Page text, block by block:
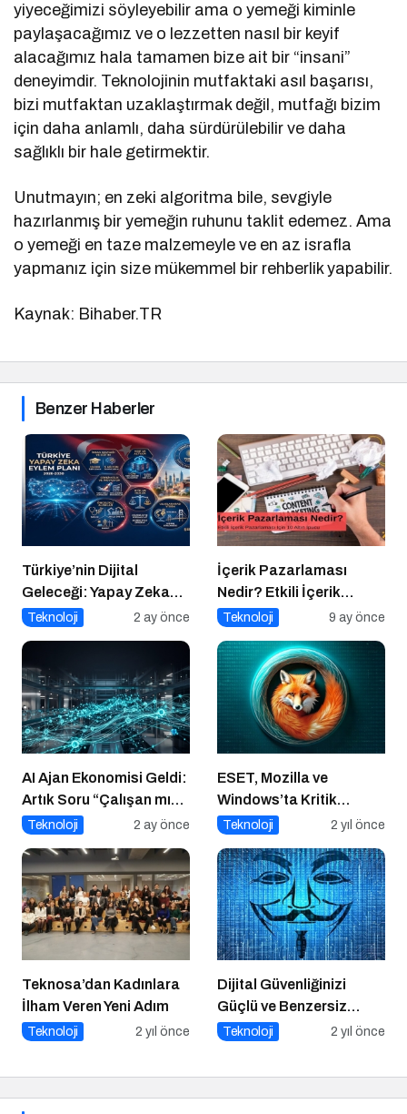
yiyeceğimizi söyleyebilir ama o yemeği kiminle
paylaşacağımız ve o lezzetten nasıl bir keyif
alacağımız hala tamamen bize ait bir “insani”
deneyimdir. Teknolojinin mutfaktaki asıl başarısı,
bizi mutfaktan uzaklaştırmak değil, mutfağı bizim
için daha anlamlı, daha sürdürülebilir ve daha
sağlıklı bir hale getirmektir.
Unutmayın; en zeki algoritma bile, sevgiyle
hazırlanmış bir yemeğin ruhunu taklit edemez. Ama
o yemeği en taze malzemeyle ve en az israfla
yapmanız için size mükemmel bir rehberlik yapabilir.
Kaynak: Bihaber.TR
Benzer Haberler
Türkiye’nin Dijital
Geleceği: Yapay Zeka
Çağında “BİLGE”
Teknoloji 2 ay önce
İçerik Pazarlaması
Nedir? Etkili İçerik
Pazarlaması İçin 10
Teknoloji 9 ay önce
AI Ajan Ekonomisi Geldi:
Artık Soru “Çalışan mı
Olacaksın, Çalıştıran
Teknoloji 2 ay önce
ESET, Mozilla ve
Windows’ta Kritik
Sıfırıncı Gün Açıkları
Teknoloji 2 yıl önce
Teknosa’dan Kadınlara
İlham Veren Yeni Adım
Teknoloji 2 yıl önce
Dijital Güvenliğinizi
Güçlü ve Benzersiz
Parolalarla Koruyun!
Teknoloji 2 yıl önce